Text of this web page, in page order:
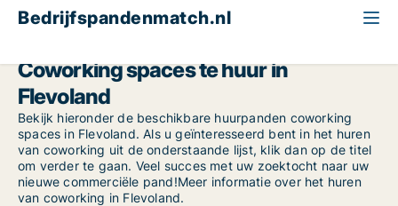
Bedrijfspandenmatch.nl
Coworking spaces te huur in
Flevoland
Bekijk hieronder de beschikbare huurpanden coworking
spaces in Flevoland. Als u geïnteresseerd bent in het huren
van coworking uit de onderstaande lijst, klik dan op de titel
om verder te gaan. Veel succes met uw zoektocht naar uw
nieuwe commerciële pand!Meer informatie over het huren
van coworking in Flevoland.